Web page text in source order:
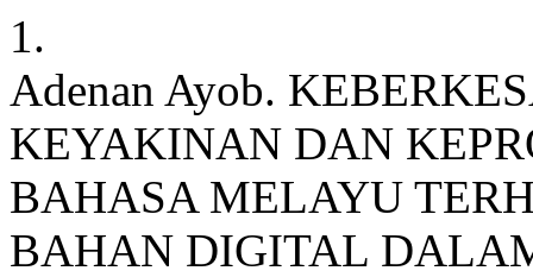
1.
Adenan Ayob.
KEYAKINAN DAN
BAHASA MELAYU
BAHAN DIGITAL